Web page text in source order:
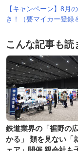
【キャンペーン】8月
き！（要マイカー登録
こんな記事も読
鉄道業界の「裾野の
かる」 類を見ない「